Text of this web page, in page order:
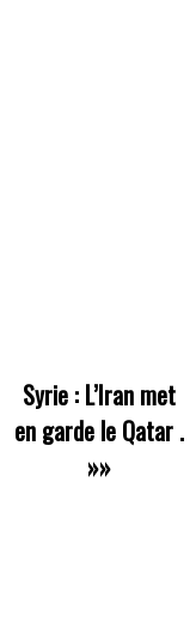
Syrie : L’Iran met
en garde le Qatar .
»»